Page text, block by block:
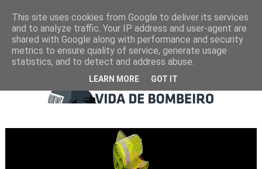
This site uses cookies from Google to deliver its services
and to analyze traffic. Your IP address and user-agent are
shared with Google along with performance and security
metrics to ensure quality of service, generate usage
statistics, and to detect and address abuse.
LEARN MORE GOT IT